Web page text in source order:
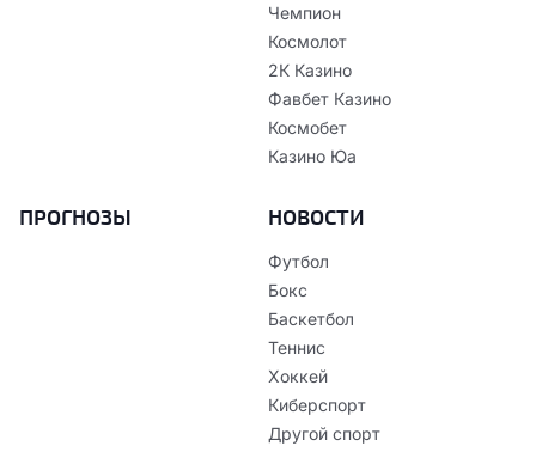
Чемпион
Космолот
2К Казино
Фавбет Казино
Космобет
Казино Юа
ПРОГНОЗЫ НОВОСТИ
Футбол
Бокс
Баскетбол
Теннис
Хоккей
Киберспорт
Другой спорт